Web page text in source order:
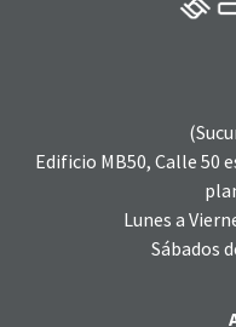
Edificio MB50, Calle 50
Lunes a
Sábados